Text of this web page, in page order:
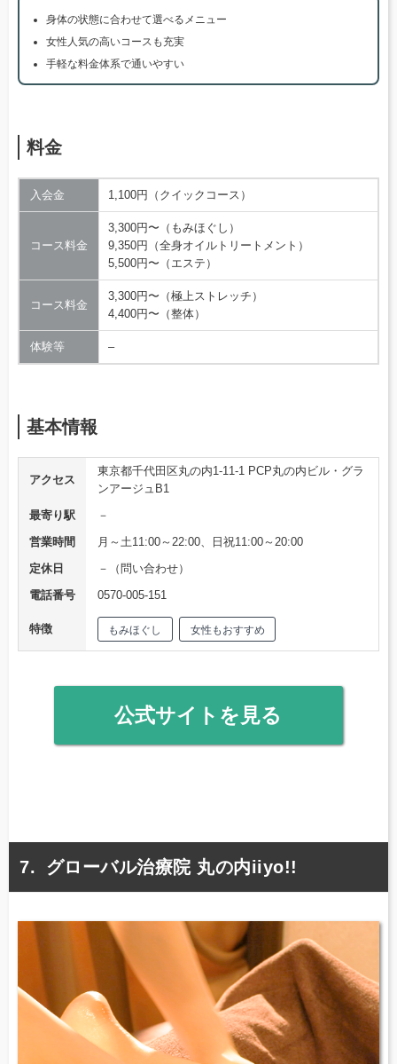
身体の状態に合わせて選べるメニュー
女性人気の高いコースも充実
手軽な料金体系で通いやすい
料金
入会金 1,100円（クイックコース）
コース料金
3,300円〜（もみほぐし）
9,350円（全身オイルトリートメント）
5,500円〜（エステ）
コース料金
3,300円〜（極上ストレッチ）
4,400円〜（整体）
体験等 –
基本情報
アクセス
東京都千代田区丸の内1-11-1 PCP丸の内ビル・グラ
ンアージュB1
最寄り駅
－
営業時間
月～土11:00～22:00、日祝11:00～20:00
定休日
－（問い合わせ）
電話番号
0570-005-151
特徴 もみほぐし 女性もおすすめ
公式サイトを見る
グローバル治療院 丸の内iiyo!!